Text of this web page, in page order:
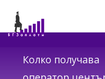
Колко получава